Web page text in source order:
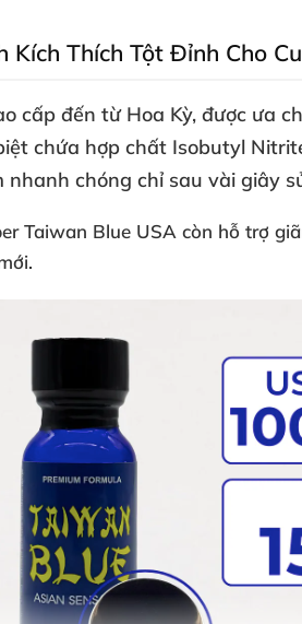
Thích Tột Đỉnh Cho
cấp đến từ Hoa Kỳ, được ưa
chứa hợp chất Isobutyl
chóng chỉ sau vài giây
Taiwan Blue USA còn hỗ trợ